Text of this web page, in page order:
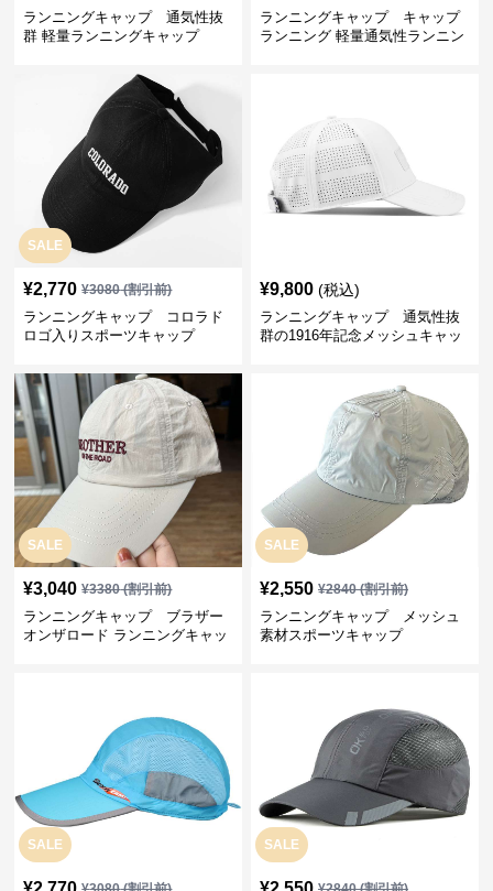
ランニングキャップ 通気性抜
群 軽量ランニングキャップ
ランニングキャップ キャップ
ランニング 軽量通気性ランニン
SALE
¥2,770 ¥3080(割引前)
ランニングキャップ コロラド
ロゴ入りスポーツキャップ
¥9,800 (税込)
ランニングキャップ 通気性抜
群の1916年記念メッシュキャッ
SALE
¥3,040 ¥3380(割引前)
ランニングキャップ ブラザー
オンザロード ランニングキャッ
SALE
¥2,550 ¥2840(割引前)
ランニングキャップ メッシュ
素材スポーツキャップ
SALE SALE